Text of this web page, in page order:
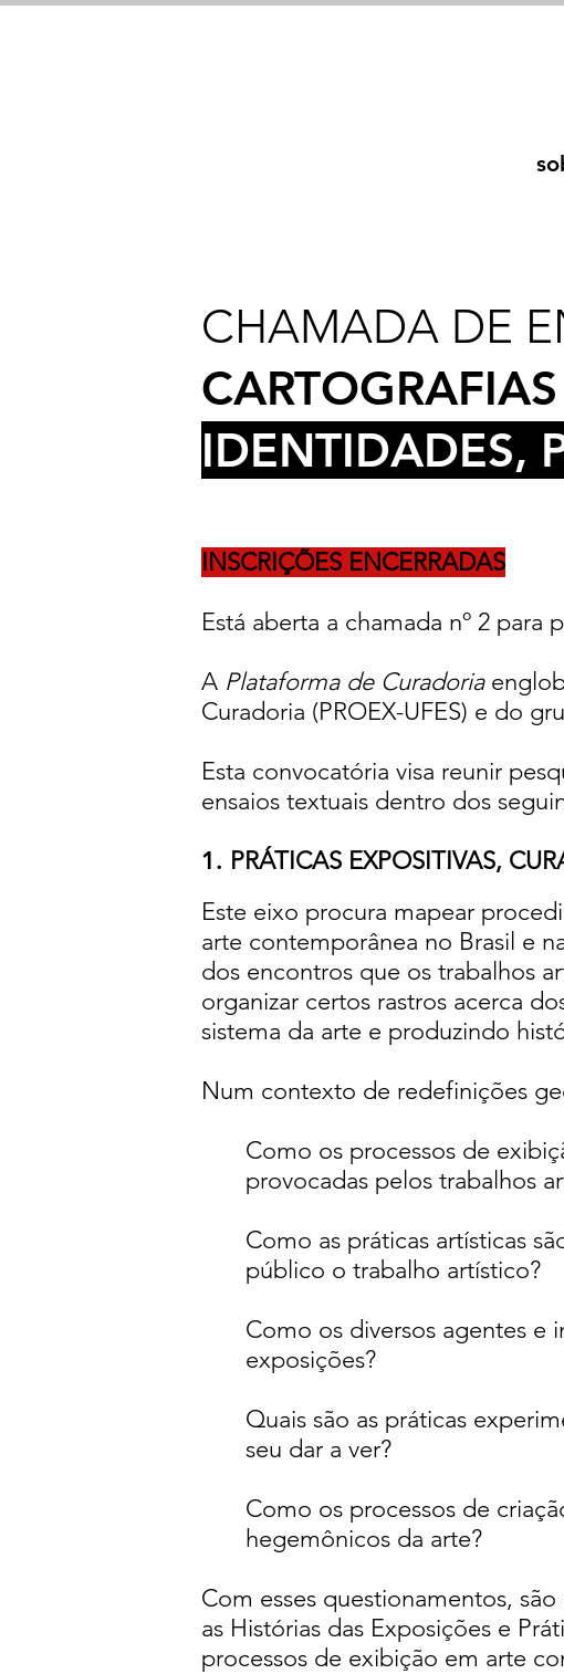
CHAMADA DE
IDENTIDADES,
INSCRIÇÕES ENCERRADAS
Está aberta a chamada nº 2
A Plataforma de Curadoria
Curadoria (PROEX-UFES) e do
Esta convocatória visa reunir
ensaios textuais dentro dos
1. PRÁTICAS EXPOSITIVAS,
Este eixo procura mapear
arte contemporânea no Brasil e
dos encontros que os trabalhos
organizar certos rastros acerca
sistema da arte e produzindo
Num contexto de redefinições
Como os processos de
provocadas pelos trabalhos
Como as práticas artísticas
público o trabalho artístico? ​
Como os diversos agentes e
exposições?
Quais são as práticas
seu dar a ver?
Como os processos de
hegemônicos da arte?
Com esses questionamentos,
as Histórias das Exposições e
processos de exibição em arte